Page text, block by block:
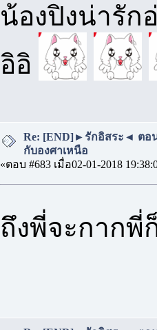
น้องปิงน่ารัก
อิอิ
Re: [END]►รักอิสระ◄ ตอ
กับองศาเหนือ
«ตอบ #683 เมื่อ02-01-2018
ถึงพี่จะกากพี่